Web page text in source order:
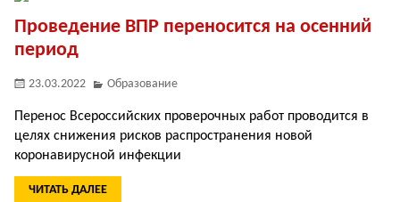
Проведение ВПР переносится на осенний
период
23.03.2022 Образование
Перенос Всероссийских проверочных работ проводится в
целях снижения рисков распространения новой
коронавирусной инфекции
ЧИТАТЬ ДАЛЕЕ